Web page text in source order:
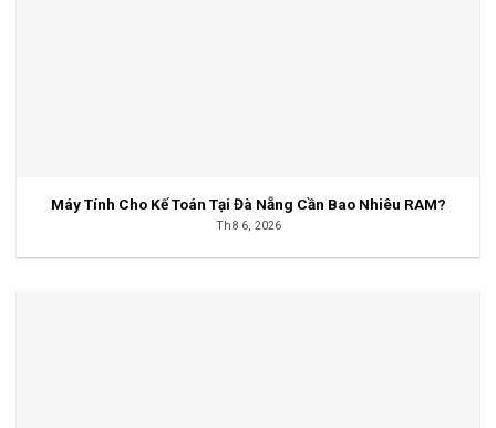
Máy Tính Cho Kế Toán Tại Đà Nẵng Cần Bao Nhiêu RAM?
Th8 6, 2026